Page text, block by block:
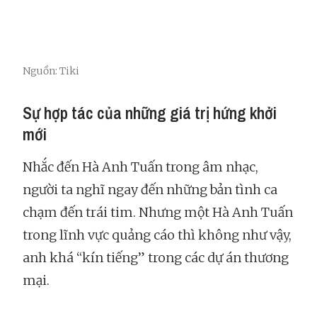
Nguồn: Tiki
Sự hợp tác của những giá trị hứng khởi
mới
Nhắc đến Hà Anh Tuấn trong âm nhạc,
người ta nghĩ ngay đến những bản tình ca
chạm đến trái tim. Nhưng một Hà Anh Tuấn
trong lĩnh vực quảng cáo thì không như vậy,
anh khá “kín tiếng” trong các dự án thương
mại.